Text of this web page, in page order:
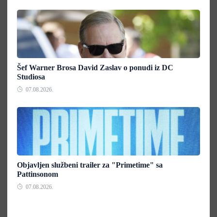
Šef Warner Brosa David Zaslav o ponudi iz DC
Studiosa
07.08.2026.
Objavljen službeni trailer za "Primetime" sa
Pattinsonom
07.08.2026.